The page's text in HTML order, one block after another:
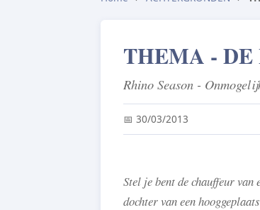
THEMA -
Rhino Season -
📅 30/03/2013
Stel je bent de chauffeur
dochter van een